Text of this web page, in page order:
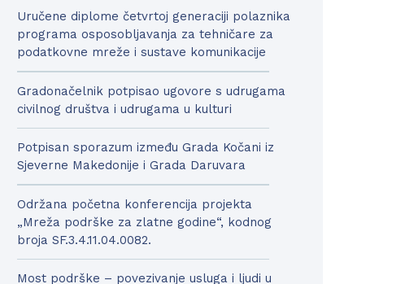
Uručene diplome četvrtoj generaciji polaznika
programa osposobljavanja za tehničare za
podatkovne mreže i sustave komunikacije
Gradonačelnik potpisao ugovore s udrugama
civilnog društva i udrugama u kulturi
Potpisan sporazum između Grada Kočani iz
Sjeverne Makedonije i Grada Daruvara
Održana početna konferencija projekta
„Mreža podrške za zlatne godine“, kodnog
broja SF.3.4.11.04.0082.
Most podrške – povezivanje usluga i ljudi u